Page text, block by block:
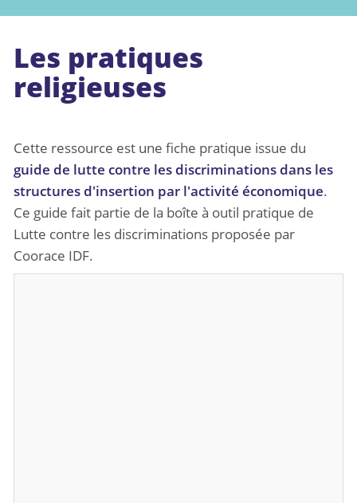
Les pratiques
religieuses
Cette ressource est une fiche pratique issue du
guide de lutte contre les discriminations dans les
structures d'insertion par l'activité économique.
Ce guide fait partie de la boîte à outil pratique de
Lutte contre les discriminations proposée par
Coorace IDF.